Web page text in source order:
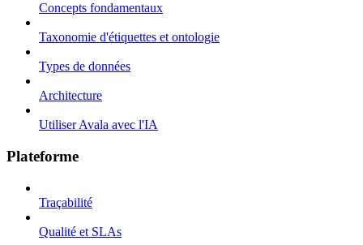
Concepts fondamentaux
Taxonomie d'étiquettes et ontologie
Types de données
Architecture
Utiliser Avala avec l'IA
Plateforme
Traçabilité
Qualité et SLAs